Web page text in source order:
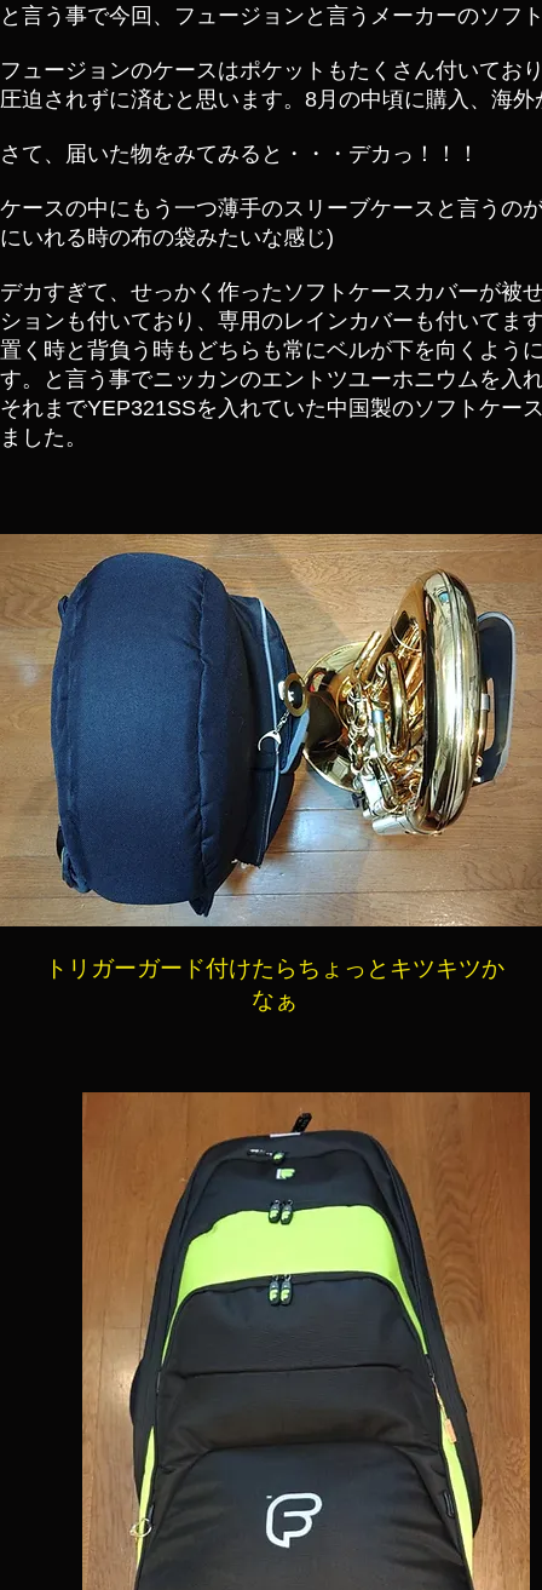
と言う事で今回、フュージョンと言うメーカーのソフ
フュージョンのケースはポケットもたくさん付いてお
圧迫されずに済むと思います。8月の中頃に購入、海
さて、届いた物をみてみると・・・デカっ！！！
ケースの中にもう一つ薄手のスリーブケースと言うの
にいれる時の布の袋みたいな感じ)
デカすぎて、せっかく作ったソフトケースカバーが被
ションも付いており、専用のレインカバーも付いてま
置く時と背負う時もどちらも常にベルが下を向くよう
す。と言う事でニッカンのエントツユーホニウムを入
それまでYEP321SSを入れていた中国製のソフトケー
ました。
​トリガーガード付けたらちょっとキツキツか
なぁ